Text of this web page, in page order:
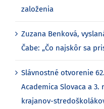
založenia
Zuzana Benková,
Čabe: „Čo najskôr sa
Slávnostné otvorenie
Academica Slovaca a
krajanov-